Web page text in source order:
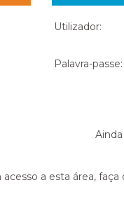
Utilizador:
Palavra-passe:
a esta área, faça